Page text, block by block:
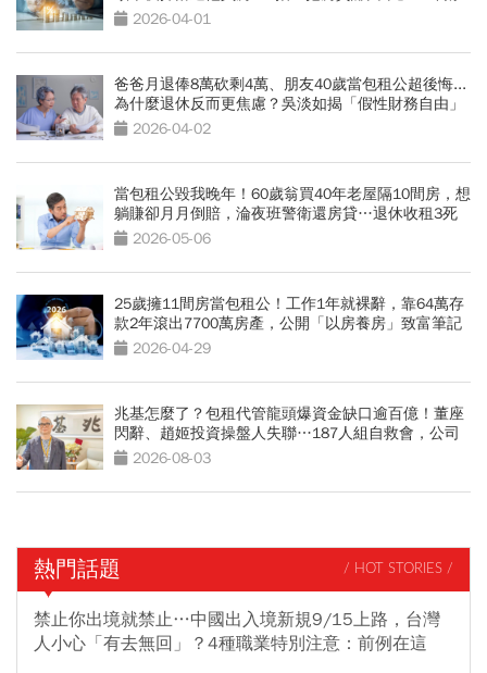
富自由
2026-04-01
爸爸月退俸8萬砍剩4萬、朋友40歲當包租公超後悔...
為什麼退休反而更焦慮？吳淡如揭「假性財務自由」
5大危機
2026-04-02
當包租公毀我晚年！60歲翁買40年老屋隔10間房，想
躺賺卻月月倒賠，淪夜班警衛還房貸…退休收租3死
穴 2026-05-06
25歲擁11間房當包租公！工作1年就裸辭，靠64萬存
款2年滾出7700萬房產，公開「以房養房」致富筆記
2026-04-29
兆基怎麼了？包租代管龍頭爆資金缺口逾百億！董座
閃辭、趙姬投資操盤人失聯…187人組自救會，公司
最新聲明
2026-08-03
熱門話題 / HOT STORIES /
禁止你出境就禁止…中國出入境新規9/15上路，台灣
人小心「有去無回」？4種職業特別注意：前例在這